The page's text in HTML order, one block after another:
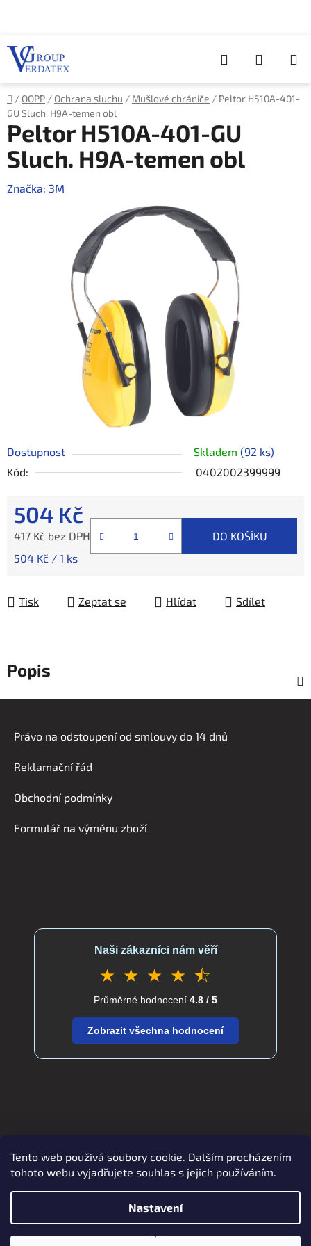
Tento web používá soubory cookie. Dalším procházením
tohoto webu vyjadřujete souhlas s jejich používáním.
Nastavení
Hledat
KOŠÍK
Domů
/ OOPP / Ochrana sluchu / Mušlové chrániče / Peltor H510A-401-
GU Sluch. H9A-temen obl
Dostupnost Skladem (92 ks)
Kód:
0402002399999
504 Kč
417 Kč bez DPH
Měrná cena:
504 Kč / 1 ks
DO KOŠÍKU
Tisk Zeptat se Hlídat Sdílet
Peltor H510A-401-GU
Sluch. H9A-temen obl
Značka: 3M
Popis
Právo na odstoupení od smlouvy do 14 dnů
Reklamační řád
Obchodní podmínky
Formulář na výměnu zboží
Naši zákazníci nám věří
★ ★ ★ ★ ⯪
Průměrné hodnocení 4.8 / 5
Zobrazit všechna hodnocení
Zboží.cz Heureka.cz verdatex.cz
Vytvořil Shoptet